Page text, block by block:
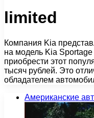
limited
Компания Kia
на модель Kia
приобрести этот
тысяч рублей. Это
обладателем
Американские